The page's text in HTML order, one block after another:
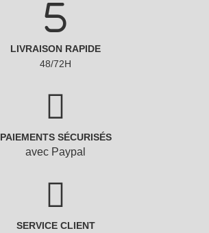
LIVRAISON RAPIDE
48/72H
PAIEMENTS SÉCURISÉS
avec Paypal
SERVICE CLIENT